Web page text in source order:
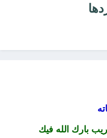
بارك الله فيك